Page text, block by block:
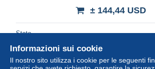
± 144,44 USD
Stato
Informazioni sui cookie
Il nostro sito utilizza i cookie per le seguenti